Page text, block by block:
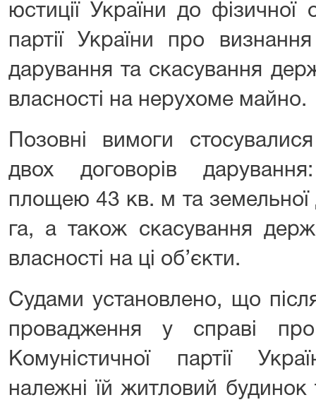
юстиції України до фізичної
партії України про
дарування та скасування
власності на нерухоме майно.
Позовні вимоги
двох договорів
площею 43 кв. м та
га, а також скасування
власності на ці об’єкти.
Судами установлено, що
провадження у справі про
Комуністичної партії
належні їй житловий будинок